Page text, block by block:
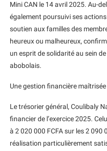
Mini CAN le 14 avril 2025. Au-
également poursuivi ses
soutien aux familles des
heureux ou malheureux,
un esprit de solidarité au sein
abobolais.
Une gestion financière maîtrisée
Le trésorier général, Coulibaly
financier de l’exercice 2025.
à 2 020 000 FCFA sur les 2 090
réalisation particulièrement